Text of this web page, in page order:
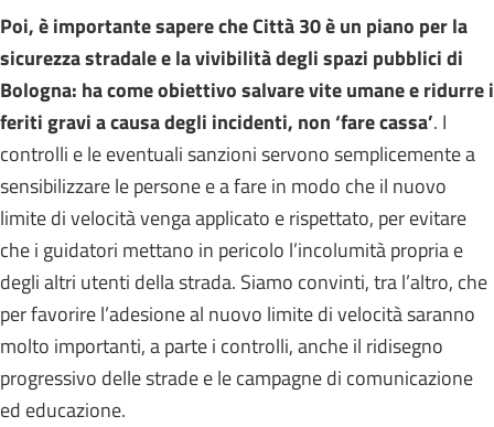
Poi, è importante sapere cheCittà 30 è un piano per la
sicurezza stradale e la vivibilità degli spazi pubblici di
Bologna: ha come obiettivo salvare vite umane e ridurre i
feriti gravi a causa degli incidenti, non ‘fare cassa’. I
controlli e le eventuali sanzioni servono semplicemente a
sensibilizzare le persone e a fare in modo che il nuovo
limite di velocità venga applicato e rispettato, per evitare
che i guidatori mettano in pericolo l’incolumità propria e
degli altri utenti della strada. Siamo convinti, tra l’altro, che
per favorire l’adesione al nuovo limite di velocità saranno
molto importanti, a parte i controlli, anche il ridisegno
progressivo delle strade e le campagne di comunicazione
ed educazione.